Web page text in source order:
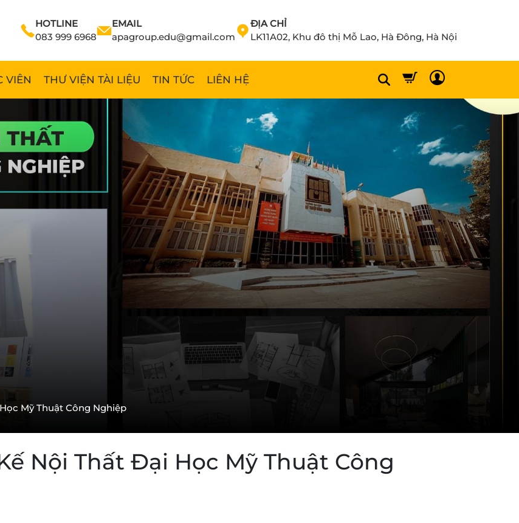
HOTLINE
083 999 6968
EMAIL
apagroup.edu@gmail.com
ĐỊA CHỈ
LK11A02, Khu đô thị Mỗ Lao, Hà Đông, Hà Nội
VIÊN THƯ VIỆN TÀI LIỆU TIN TỨC LIÊN HỆ
Mỹ Thuật Công Nghiệp
Nội Thất Đại Học Mỹ Thuật Công